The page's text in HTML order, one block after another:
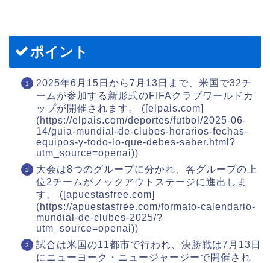
ポイント
2025年6月15日から7月13日まで、米国で32チ
ームが参加する新形式のFIFAクラブワールドカ
ップが開催されます。 ([elpais.com]
(https://elpais.com/deportes/futbol/2025-06-
14/guia-mundial-de-clubes-horarios-fechas-
equipos-y-todo-lo-que-debes-saber.html?
utm_source=openai))
大会は8つのグループに分かれ、各グループの上
位2チームがノックアウトステージに進出しま
す。 ([apuestasfree.com]
(https://apuestasfree.com/formato-calendario-
mundial-de-clubes-2025/?
utm_source=openai))
試合は米国の11都市で行われ、決勝戦は7月13日
にニューヨーク・ニュージャージーで開催され